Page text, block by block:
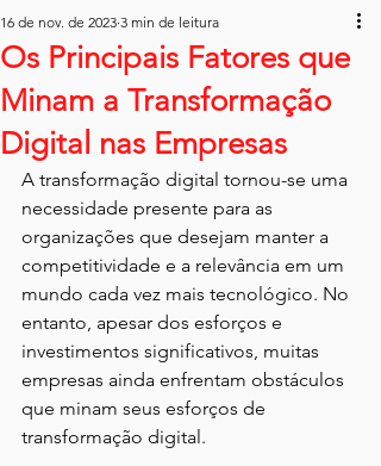
Os Principais Fatores que
Minam a Transformação
Digital nas Empresas
16 de nov. de 2023 3 min de leitura
A transformação digital tornou-se uma
necessidade presente para as
organizações que desejam manter a
competitividade e a relevância em um
mundo cada vez mais tecnológico. No
entanto, apesar dos esforços e
investimentos significativos, muitas
empresas ainda enfrentam obstáculos
que minam seus esforços de
transformação digital.